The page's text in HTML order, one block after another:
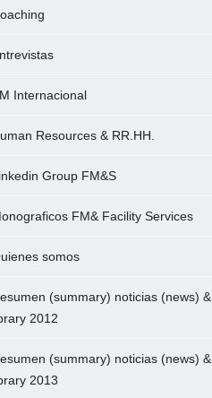
Internacional
Resources & RR.HH.
Group FM&S
FM& Facility Services
somos
(summary) noticias (news) &
2012
(summary) noticias (news) &
2013